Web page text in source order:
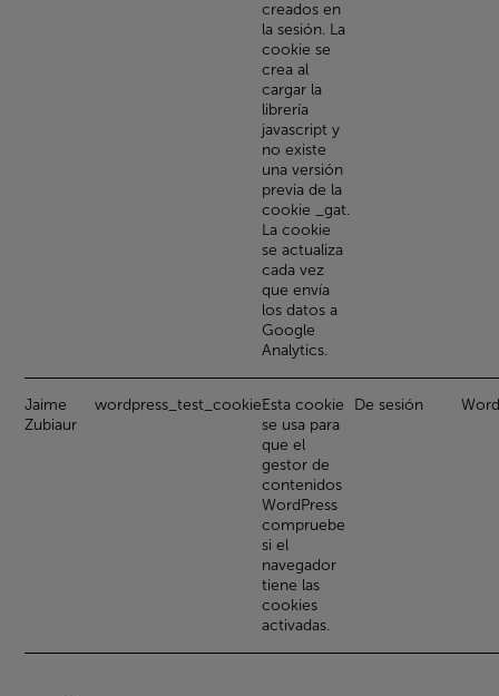
creados en
la sesión. La
cookie se
crea al
cargar la
librería
javascript y
no existe
una versión
previa de la
cookie _gat.
La cookie
se actualiza
cada vez
que envía
los datos a
Google
Analytics.
Jaime
Zubiaur
wordpress_test_cookie Esta cookie
se usa para
que el
gestor de
contenidos
WordPress
compruebe
si el
navegador
tiene las
cookies
activadas.
De sesión